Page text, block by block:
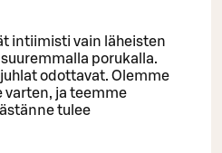
intiimisti vain läheisten
porukalla.
odottavat. Olemme
varten, ja teemme
tulee